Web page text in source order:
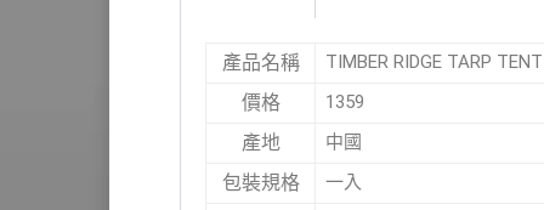
產品名稱 TIMBER RIDGE TARP
價格 1359
產地 中國
包裝規格 一入